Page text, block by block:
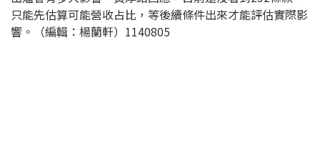
只能先估算可能營收占比，等後續條件出來才能評估實際影
響。（編輯：楊蘭軒）1140805